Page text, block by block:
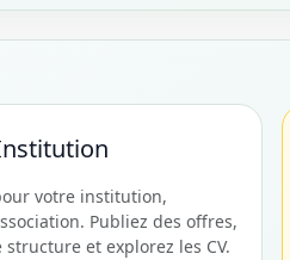
votre institution,
Publiez des offres,
et explorez les CV.